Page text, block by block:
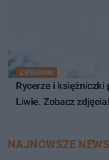
Z REGIONU
Rycerze i księżniczki
Liwie. Zobacz zdjęcia!
NAJNOWSZE